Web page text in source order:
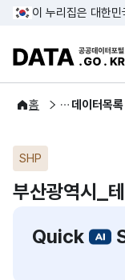
이 누리집은 대한
홈
공공데이터 데이터목록
SHP
부산광역시_
Quick